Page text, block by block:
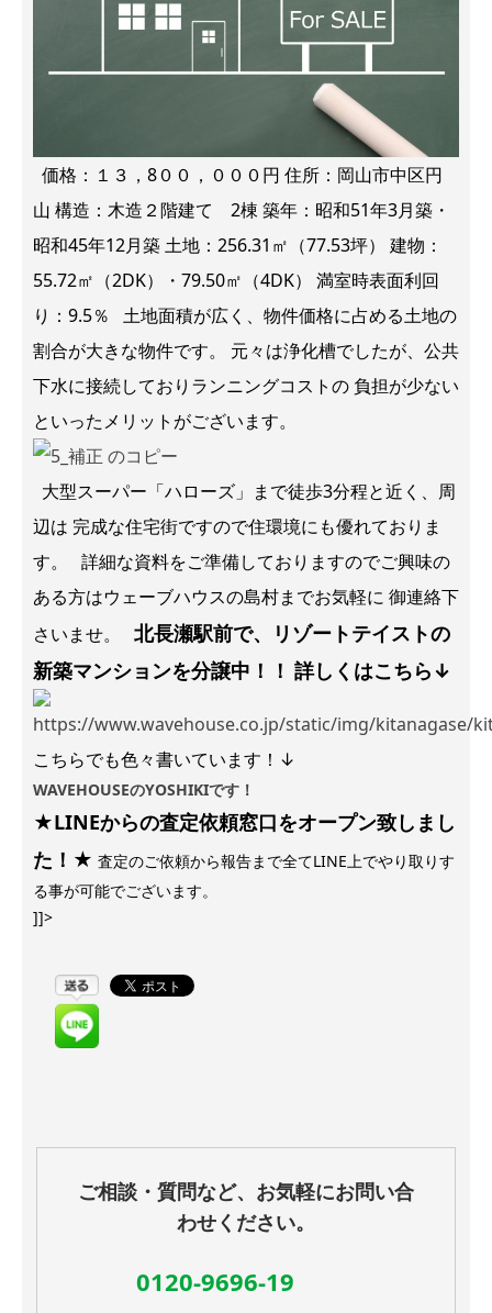
価格：１３，8００，０００円 住所：岡山市中区円
山 構造：木造２階建て 2棟 築年：昭和51年3月築・
昭和45年12月築 土地：256.31㎡（77.53坪） 建物：
55.72㎡（2DK）・79.50㎡（4DK） 満室時表面利回
り：9.5％ 土地面積が広く、物件価格に占める土地の
割合が大きな物件です。 元々は浄化槽でしたが、公共
下水に接続しておりランニングコストの 負担が少ない
といったメリットがございます。
大型スーパー「ハローズ」まで徒歩3分程と近く、周
辺は 完成な住宅街ですので住環境にも優れておりま
す。 詳細な資料をご準備しておりますのでご興味の
ある方はウェーブハウスの島村までお気軽に 御連絡下
さいませ。 北長瀬駅前で、リゾートテイストの
新築マンションを分譲中！！ 詳しくはこちら↓
こちらでも色々書いています！↓
WAVEHOUSEのYOSHIKIです！
★LINEからの査定依頼窓口をオープン致しまし
た！★ 査定のご依頼から報告まで全てLINE上でやり取りす
る事が可能でございます。
]]>
ご相談・質問など、お気軽にお問い合
わせください。
0120-9696-19